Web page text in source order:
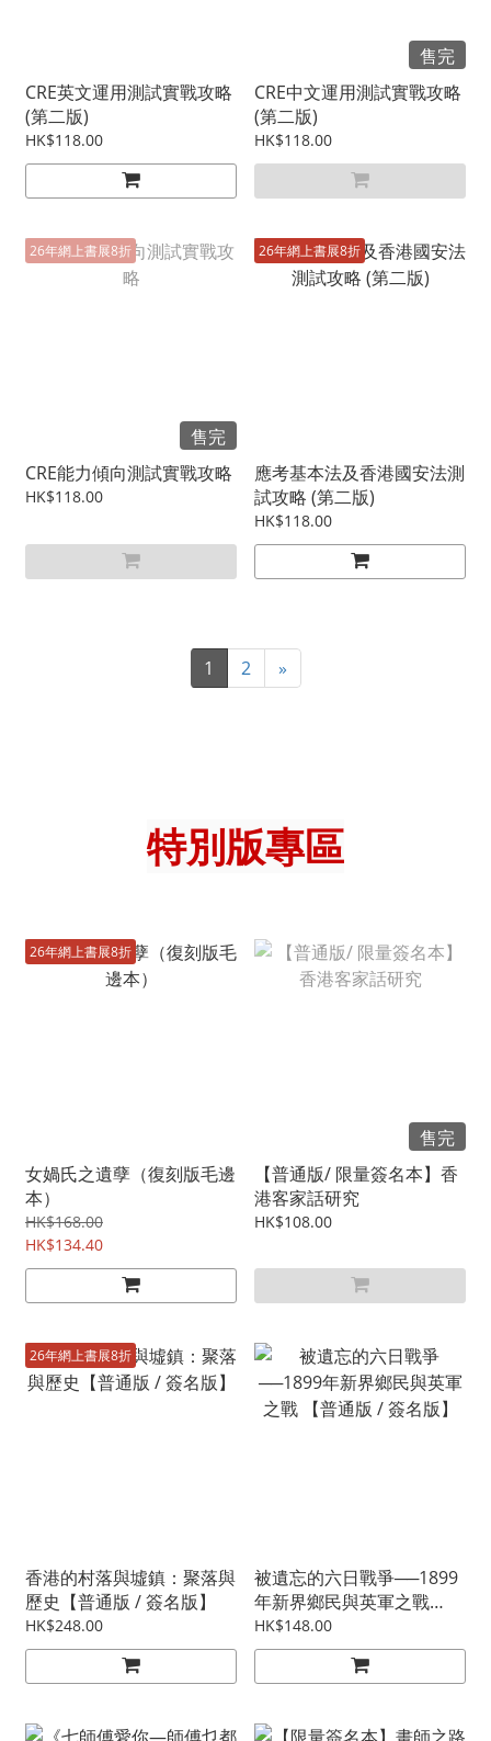
CRE英文運用測試實戰攻略
(第二版)
HK$118.00
售完
CRE中文運用測試實戰攻略
(第二版)
HK$118.00
26年網上書展8折
售完
CRE能力傾向測試實戰攻略
HK$118.00
26年網上書展8折
應考基本法及香港國安法測
試攻略 (第二版)
HK$118.00
1 2 »
特別版專區
26年網上書展8折
女媧氏之遺孽（復刻版毛邊
本）
HK$168.00
HK$134.40
售完
【普通版/ 限量簽名本】香
港客家話研究
HK$108.00
26年網上書展8折
香港的村落與墟鎮：聚落與
歷史【普通版 / 簽名版】
HK$248.00
被遺忘的六日戰爭──1899
年新界鄉民與英軍之戰
【普通版 / 簽名版】
HK$148.00